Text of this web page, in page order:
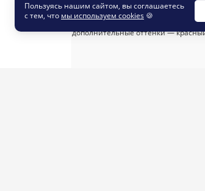
Пользуясь нашим сайтом, вы соглашаетесь
с тем, что мы используем cookies 🍪